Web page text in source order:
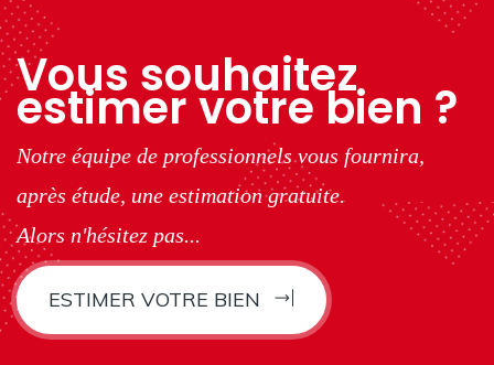
Vous souhaitez
estimer votre bien ?
Notre équipe de professionnels vous fournira,
après étude, une estimation gratuite.
Alors n'hésitez pas...
ESTIMER VOTRE BIEN